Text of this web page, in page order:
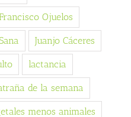
Ojuelos
Juanjo Cáceres
lactancia
de la semana
menos animales